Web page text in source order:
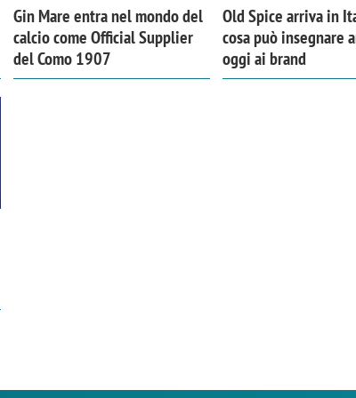
Gin Mare entra nel mondo del
calcio come Official Supplier
del Como 1907
Old Spice arriva in
cosa può insegnare
oggi ai brand